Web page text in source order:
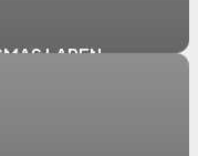
LAREN